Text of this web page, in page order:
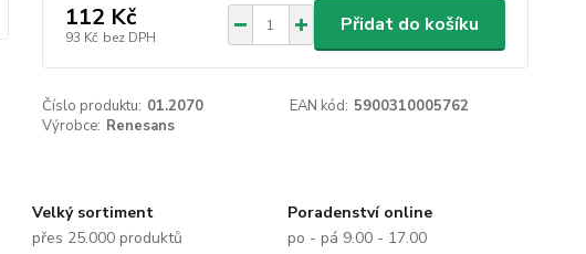
112 Kč
93 Kč bez DPH
Přidat do košíku
Číslo produktu: 01.2070 EAN kód: 5900310005762
Výrobce: Renesans
Velký sortiment
přes 25.000 produktů
Poradenství online
po - pá 9.00 - 17.00